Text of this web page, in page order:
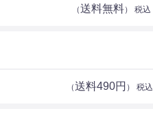
（送料無料） 税込
（送料490円 ） 税込